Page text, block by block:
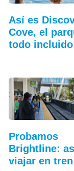
Así es
Cove, el
todo incluido
Probamos
Brightline:
viajar en tren